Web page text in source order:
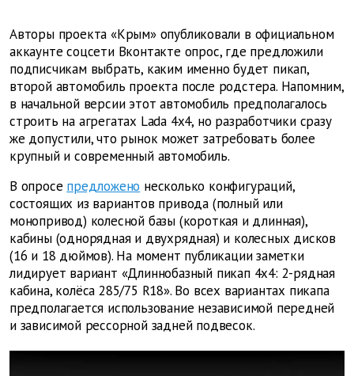
Авторы проекта «Крым» опубликовали в официальном
аккаунте соцсети Вконтакте опрос, где предложили
подписчикам выбрать, каким именно будет пикап,
второй автомобиль проекта после родстера. Напомним,
в начальной версии этот автомобиль предполагалось
строить на агрегатах Lada 4x4, но разработчики сразу
же допустили, что рынок может затребовать более
крупный и современный автомобиль.
В опросе предложено несколько конфигураций,
состоящих из вариантов привода (полный или
монопривод) колесной базы (короткая и длинная),
кабины (однорядная и двухрядная) и колесных дисков
(16 и 18 дюймов). На момент публикации заметки
лидирует вариант «Длиннобазный пикап 4х4: 2-рядная
кабина, колёса 285/75 R18». Во всех вариантах пикапа
предполагается использование независимой передней
и зависимой рессорной задней подвесок.